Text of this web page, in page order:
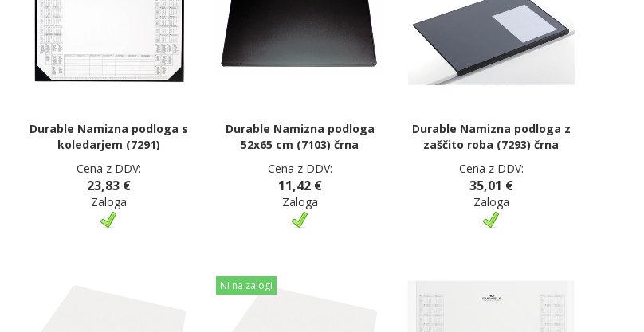
Durable Namizna podloga s
koledarjem (7291)
Cena z DDV:
23,83 €
Zaloga
Durable Namizna podloga
52x65 cm (7103) črna
Cena z DDV:
11,42 €
Zaloga
Durable Namizna podloga z
zaščito roba (7293) črna
Cena z DDV:
35,01 €
Zaloga
Ni na zalogi